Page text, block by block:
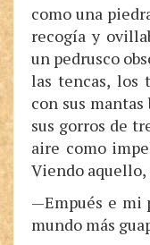
como una
recogía y
un pedrusco
las tencas, los
con sus
sus gorros de
aire como
Viendo
—Empués e mi
mundo más